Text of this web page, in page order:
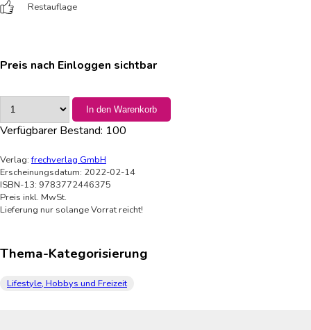
Restauflage
Preis nach Einloggen sichtbar
In den Warenkorb
Verfügbarer Bestand: 100
Verlag:frechverlag GmbH
Erscheinungsdatum: 2022-02-14
ISBN-13: 9783772446375
Preis inkl. MwSt.
Lieferung nur solange Vorrat reicht!
Thema-Kategorisierung
Lifestyle, Hobbys und Freizeit